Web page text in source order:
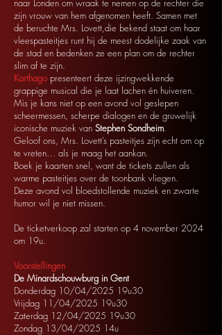
naar Londen om wraak te nemen op de rechter die
zijn vrouw van hem afgenomen heeft. Samen met
de beruchte Mrs. Lovett,die bekend staat om haar
vleespasteitjes runt hij de meest dodelijke zaak van
de stad en bedenken ze een plan om de rechter
slim af te zijn.
Karthago presenteert deze ijzingwekkende
grappige musical die je laat lachen én huiveren.
Mis je kans niet op een avond vol geslepen
scheermessen, scherpe dialogen en de gruwelijk
iconische muziek van Stephen Sondheim.
Geloof ons, Mrs. Lovett’s pasteitjes zijn echt om op
te vreten… als je maag het aankan.
Boek je kaarten snel, want de tickets zullen als
warme pasteitjes over de toonbank vliegen.
Deze avond vol bloedstollende muziek en zwarte
humor wil je niet missen.
De ticketverkoop zal starten op 4 november 2024
om 19u.
Voorstellingen
De Minardschouwburg in Gent
Donderdag 10/04/2025 19u30
Vrijdag 11/04/2025 19u30
Zaterdag 12/04/2025 19u30
Zondag 13/04/2025 14u